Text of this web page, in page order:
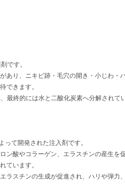
です。
あり、ニキビ跡・毛穴の開き・小じわ・
できます。
最終的には水と二酸化炭素へ分解されて
て開発された注入剤です。
ン酸やコラーゲン、エラスチンの産生を
ています。
ラスチンの生成が促進され、ハリや弾力